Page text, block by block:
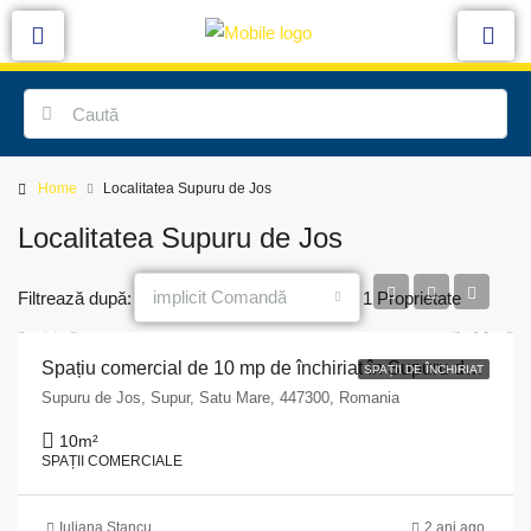
Home Localitatea Supuru de Jos
Localitatea Supuru de Jos
1 Proprietate
Filtrează după: implicit Comandă
SPAȚII DE ÎNCHIRIAT
Spațiu comercial de 10 mp de închiriat în Supuru de Jos, Satu Mare, Strada Obor, bl.3
Supuru de Jos, Supur, Satu Mare, 447300, Romania
10m²
SPAȚII COMERCIALE
Iuliana Stancu 2 ani ago